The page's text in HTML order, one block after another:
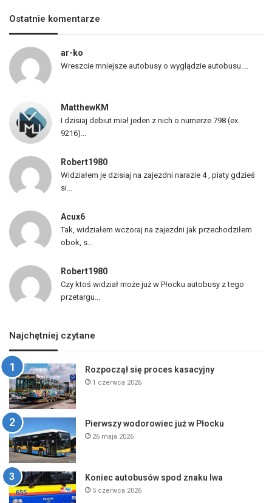
t
a
o
j
w
Ostatnie komentarze
ar-ko
Wreszcie mniejsze autobusy o wyglądzie autobusu....
MatthewKM
I dzisiaj debiut miał jeden z nich o numerze 798 (ex.
9216)...
Robert1980
Widziałem je dzisiaj na zajezdni narazie 4 , piaty gdzieś
si...
Acux6
Tak, widziałem wczoraj na zajezdni jak przechodziłem
obok, s...
Robert1980
Czy ktoś widział może już w Płocku autobusy z tego
przetargu...
Najchętniej czytane
Rozpoczął się proces kasacyjny
1 czerwca 2026
Pierwszy wodorowiec już w Płocku
26 maja 2026
Koniec autobusów spod znaku lwa
5 czerwca 2026